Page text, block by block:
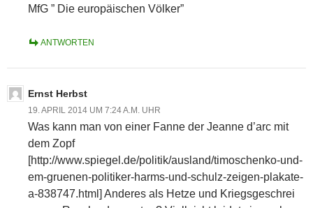
MfG ” Die europäischen Völker”
ANTWORTEN
Ernst Herbst
19. APRIL 2014 UM 7:24 A.M. UHR
Was kann man von einer Fanne der Jeanne d’arc mit
dem Zopf
[http://www.spiegel.de/politik/ausland/timoschenko-und-
em-gruenen-politiker-harms-und-schulz-zeigen-plakate-
a-838747.html] Anderes als Hetze und Kriegsgeschrei